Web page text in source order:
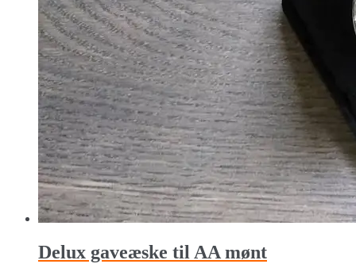
Delux gaveæske til AA mønt